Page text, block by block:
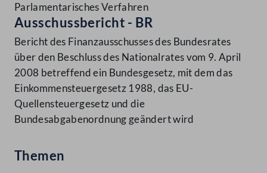
Parlamentarisches Verfahren
Ausschussbericht - BR
Bericht des Finanzausschusses des Bundesrates
über den Beschluss des Nationalrates vom 9. April
2008 betreffend ein Bundesgesetz, mit dem das
Einkommensteuergesetz 1988, das EU-
Quellensteuergesetz und die
Bundesabgabenordnung geändert wird
Themen